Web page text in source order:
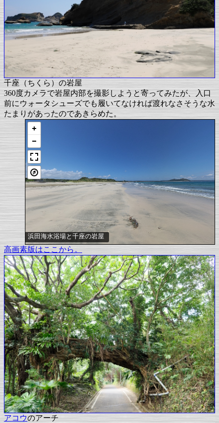
千座（ちくら）の岩屋
360度カメラで岩屋内部を撮影しようと寄ってみたが、入口
前にウォータシューズでも履いてなければ渡れなさそうな水
たまりがあったのであきらめた。
浜田海水浴場と千座の岩屋
高画素版はここから。
アコウのアーチ